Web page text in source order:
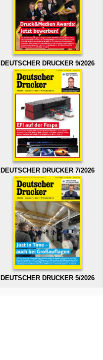
DEUTSCHER DRUCKER 9/2026
DEUTSCHER DRUCKER 7/2026
DEUTSCHER DRUCKER 5/2026